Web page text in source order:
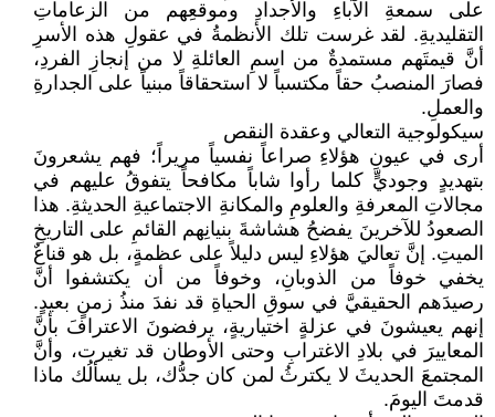
على سمعةِ الآباءِ والأجدادِ وموقعِهم من الزعاماتِ
التقليديةِ. لقد غرست تلك الأنظمةُ في عقولِ هذه الأسرِ
أنَّ قيمتَهم مستمدةٌ من اسمِ العائلةِ لا من إنجازِ الفردِ،
فصارَ المنصبُ حقاً مكتسباً لا استحقاقاً مبنياً على الجدارةِ
والعملِ.
سيكولوجية التعالي وعقدة النقص
أرى في عيونِ هؤلاءِ صراعاً نفسياً مريراً؛ فهم يشعرونَ
بتهديدٍ وجوديٍّ كلما رأوا شاباً مكافحاً يتفوقُ عليهم في
مجالاتِ المعرفةِ والعلومِ والمكانةِ الاجتماعيةِ الحديثةِ. هذا
الصعودُ للآخرينَ يفضحُ هشاشةَ بنيانِهم القائمِ على التاريخِ
الميتِ. إنَّ تعاليَ هؤلاءِ ليس دليلاً على عظمةٍ، بل هو قناعٌ
يخفي خوفاً من الذوبانِ، وخوفاً من أن يكتشفوا أنَّ
رصيدَهم الحقيقيَّ في سوقِ الحياةِ قد نفدَ منذُ زمنٍ بعيدٍ.
إنهم يعيشونَ في عزلةٍ اختياريةٍ، يرفضونَ الاعترافَ بأنَّ
المعاييرَ في بلادِ الاغترابِ وحتى الأوطان قد تغيرت، وأنَّ
المجتمعَ الحديثَ لا يكترثُ لمن كان جدُّك، بل يسألُك ماذا
قدمتَ اليومَ.